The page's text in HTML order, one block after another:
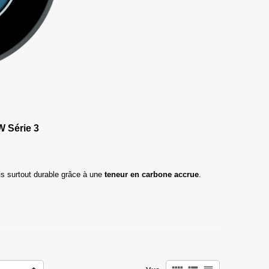
Série 3
surtout durable grâce à une teneur en carbone accrue.